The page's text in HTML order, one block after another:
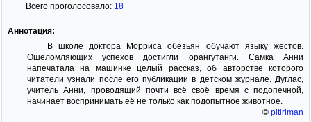
Всего проголосовало: 18
Аннотация:
В школе доктора Морриса обезьян обучают языку жестов.
Ошеломляющих успехов достигли орангутанги. Самка Анни
напечатала на машинке целый рассказ, об авторстве которого
читатели узнали после его публикации в детском журнале. Дуглас,
учитель Анни, проводящий почти всё своё время с подопечной,
начинает воспринимать её не только как подопытное животное.
© pitiriman